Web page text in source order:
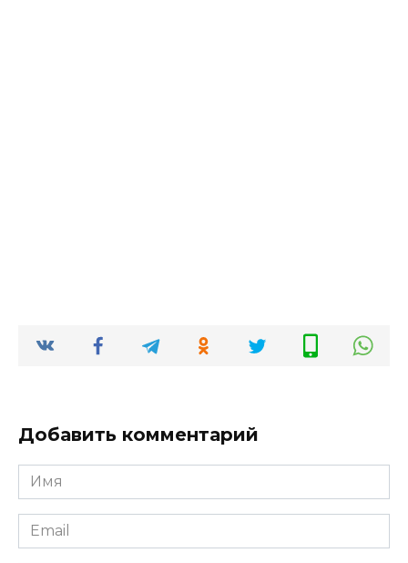
Добавить комментарий
Имя
*
Email
*